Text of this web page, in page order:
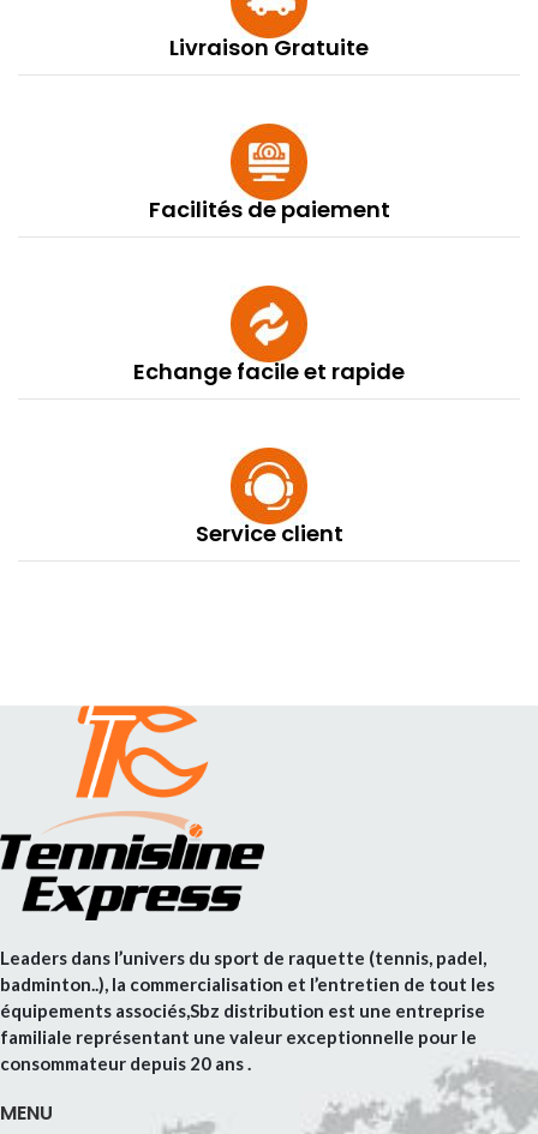
Livraison Gratuite
Facilités de paiement
Echange facile et rapide
Service client
Leaders dans l’univers du sport de raquette (tennis, padel,
badminton..), la commercialisation et l’entretien de tout les
équipements associés,Sbz distribution est une entreprise
familiale représentant une valeur exceptionnelle pour le
consommateur depuis 20 ans .
MENU